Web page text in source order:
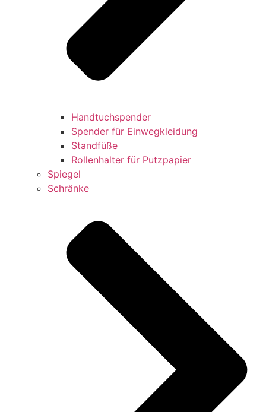
Handtuchspender
Spender für Einwegkleidung
Standfüße
Rollenhalter für Putzpapier
Spiegel
Schränke